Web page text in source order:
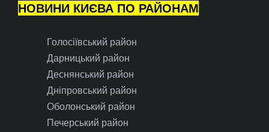
НОВИНИ КИЄВА ПО РАЙОНАМ
Голосіївський район
Дарницький район
Деснянський район
Дніпровський район
Оболонський район
Печерський район